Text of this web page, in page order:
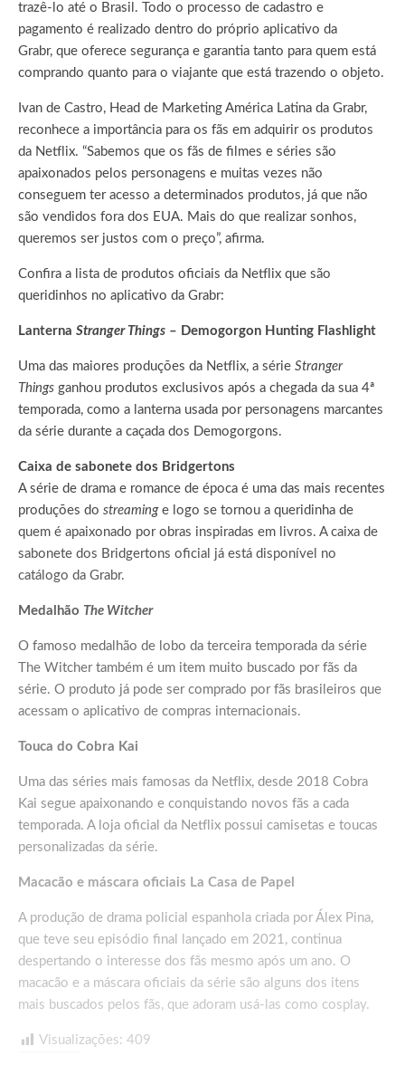
trazê-lo até o Brasil. Todo o processo de cadastro e
pagamento é realizado dentro do próprio aplicativo da
Grabr, que oferece segurança e garantia tanto para quem está
comprando quanto para o viajante que está trazendo o objeto.
Ivan de Castro, Head de Marketing América Latina da Grabr,
reconhece a importância para os fãs em adquirir os produtos
da Netflix. “Sabemos que os fãs de filmes e séries são
apaixonados pelos personagens e muitas vezes não
conseguem ter acesso a determinados produtos, já que não
são vendidos fora dos EUA. Mais do que realizar sonhos,
queremos ser justos com o preço”, afirma.
Confira a lista de produtos oficiais da Netflix que são
queridinhos no aplicativo da Grabr:
Lanterna Stranger Things – Demogorgon Hunting Flashlight
Uma das maiores produções da Netflix, a série Stranger
Things ganhou produtos exclusivos após a chegada da sua 4ª
temporada, como a lanterna usada por personagens marcantes
da série durante a caçada dos Demogorgons.
Caixa de sabonete dos Bridgertons
A série de drama e romance de época é uma das mais recentes
produções do streaminge logo se tornou a queridinha de
quem é apaixonado por obras inspiradas em livros. A caixa de
sabonete dos Bridgertons oficial já está disponível no
catálogo da Grabr.
Medalhão The Witcher
O famoso medalhão de lobo da terceira temporada da série
The Witcher também é um item muito buscado por fãs da
série. O produto já pode ser comprado por fãs brasileiros que
acessam o aplicativo de compras internacionais.
Touca do Cobra Kai
Uma das séries mais famosas da Netflix, desde 2018 Cobra
Kai segue apaixonando e conquistando novos fãs a cada
temporada. A loja oficial da Netflix possui camisetas e toucas
personalizadas da série.
Macacão e máscara oficiais La Casa de Papel
A produção de drama policial espanhola criada por Álex Pina,
que teve seu episódio final lançado em 2021, continua
despertando o interesse dos fãs mesmo após um ano. O
macacão e a máscara oficiais da série são alguns dos itens
mais buscados pelos fãs, que adoram usá-las como cosplay.
Visualizações: 409